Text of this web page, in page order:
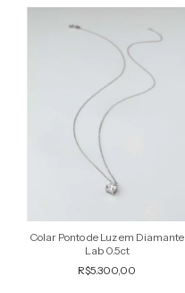
Colar Ponto de Luz em Diamante
Lab 0.5ct
R$5.300,00